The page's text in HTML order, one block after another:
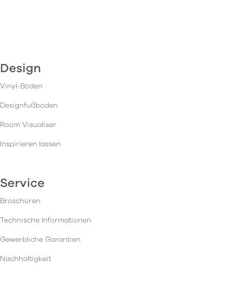
Design
Vinyl-Böden
Designfußboden
Room Visualiser
Inspirieren lassen
Service
Broschüren
Technische Informationen
Gewerbliche Garantien
Nachhaltigkeit